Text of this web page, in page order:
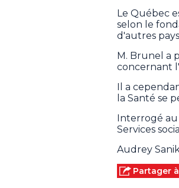
Le Québec
selon le
d'autres
M. Brunel a
concernant
Il a
la Santé se
Interrogé
Services
Audrey
Partager